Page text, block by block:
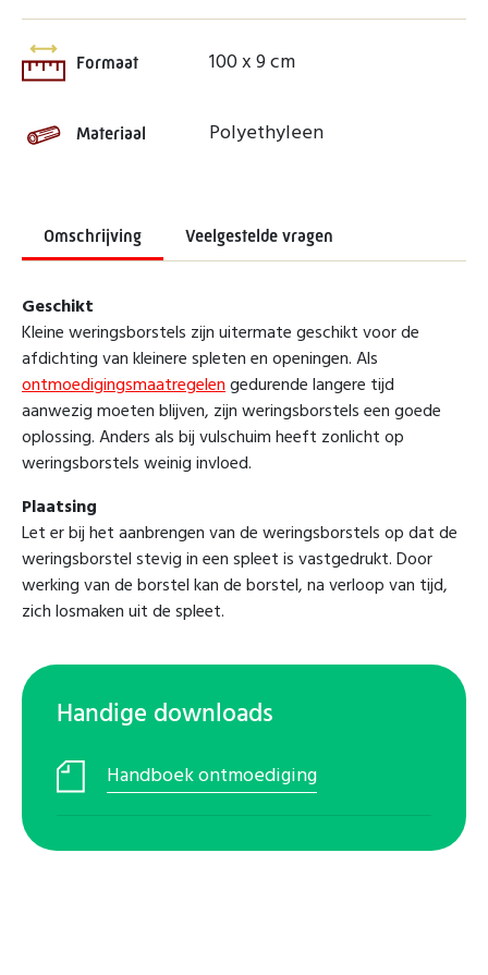
Formaat 100 x 9 cm
Materiaal Polyethyleen
Omschrijving Veelgestelde vragen
Geschikt
Kleine weringsborstels zijn uitermate geschikt voor de
afdichting van kleinere spleten en openingen. Als
ontmoedigingsmaatregelengedurende langere tijd
aanwezig moeten blijven, zijn weringsborstels een goede
oplossing. Anders als bij vulschuim heeft zonlicht op
weringsborstels weinig invloed.
Plaatsing
Let er bij het aanbrengen van de weringsborstels op dat de
weringsborstel stevig in een spleet is vastgedrukt. Door
werking van de borstel kan de borstel, na verloop van tijd,
zich losmaken uit de spleet.
Handige downloads
Handboek ontmoediging